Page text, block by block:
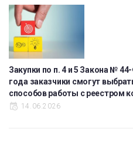
Закупки по п. 4 и 5 Закона №
года заказчики смогут
способов работы с реестром
14.06.2026